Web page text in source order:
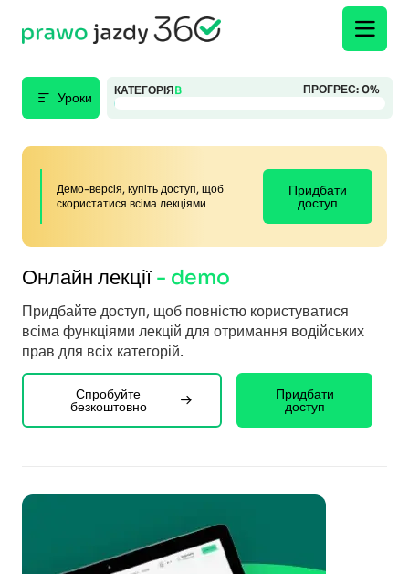
Уроки КАТЕГОРІЯB ПРОГРЕС: 0%
Демо-версія, купіть доступ, щоб
скористатися всіма лекціями
Придбати
доступ
Онлайн лекції - demo
Придбайте доступ, щоб повністю користуватися
всіма функціями лекцій для отримання водійських
прав для всіх категорій.
Спробуйте
безкоштовно
Придбати
доступ